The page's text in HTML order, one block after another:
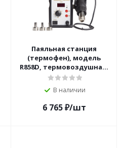
Паяльная станция
(термофен), модель
R858D, термовоздушная,
цифровая, 100-500°C, LED
В наличии
6 765₽/шт